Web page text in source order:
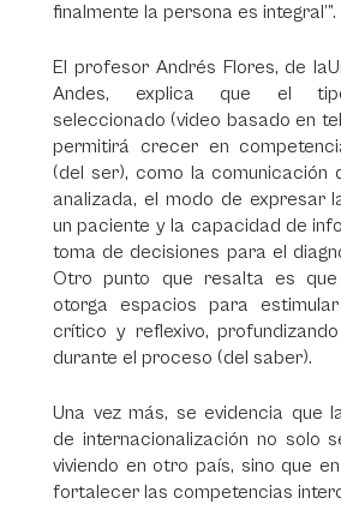
finalmente la persona es integral’”.
El profesor Andrés Flores, de
Andes, explica que el
seleccionado (video basado en
permitirá crecer en
(del ser), como la comunicación
analizada, el modo de expresar
un paciente y la capacidad de
toma de decisiones para el
Otro punto que resalta es
otorga espacios para
crítico y reflexivo,
durante el proceso (del saber).
Una vez más, se evidencia que
de internacionalización no solo
viviendo en otro país, sino que
fortalecer las competencias